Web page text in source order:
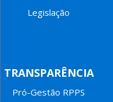
Legislação
TRANSPARÊNCIA
Pró-Gestão RPPS